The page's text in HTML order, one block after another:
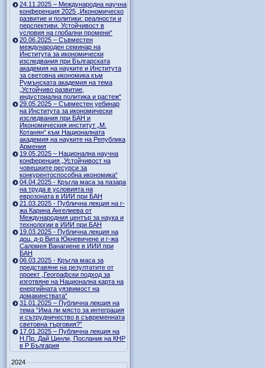
24.11.2025 – Международна научна
конференция 2025 „Икономическо
развитие и политики: реалности и
перспективи. Устойчивост в
условия на глобални промени“
20.06.2025 – Съвместен
международен семинар на
Института за икономически
изследвания при Българската
академия на науките и Института
за световна икономика към
Румънската академия на тема
„Устойчиво развитие,
индустриална политика и растеж“
29.05.2025 – Съвместен уебинар
на Института за икономически
изследвания при БАН и
Икономическия институт „М.
Котанян“ към Националната
академия на науките на Република
Армения
19.05.2025 – Национална научна
конференция „Устойчивост на
човешките ресурси за
конкурентоспособна икономика“
04.04.2025 - Кръгла маса за пазара
на труда в условията на
еврозоната в ИИИ при БАН
21.03.2025 - Публична лекция на г-
жа Карина Ангелиева от
Международния център за наука и
технологии в ИИИ при БАН
19.03.2025 - Публична лекция на
доц. д-р Вита Юкневичене и г-жа
Саломея Ванагиене в ИИИ при
БАН
06.03.2025 - Кръгла маса за
представяне на резултатите от
проект „Географски подход за
изготвяне на Национална карта на
енергийната уязвимост на
домакинствата“
31.01.2025 – Публична лекция на
тема “Има ли място за интеграция
и сътрудничество в съвременната
световна търговия?”
17.01.2025 – Публична лекция на
Н.Пр. Дай Цинли, Посланик на КНР
в Р България
2024